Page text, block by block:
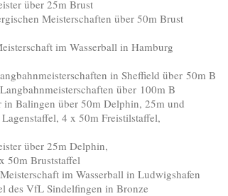
über 25m Brust
Meisterschaften über 50m Brust
im Wasserball in Hamburg
in Sheffield über 50m B
über 100m B
über 50m Delphin, 25m und
4 x 50m Freistilstaffel,
über 25m Delphin,
Bruststaffel
im Wasserball in Ludwigshafen
VfL Sindelfingen in Bronze